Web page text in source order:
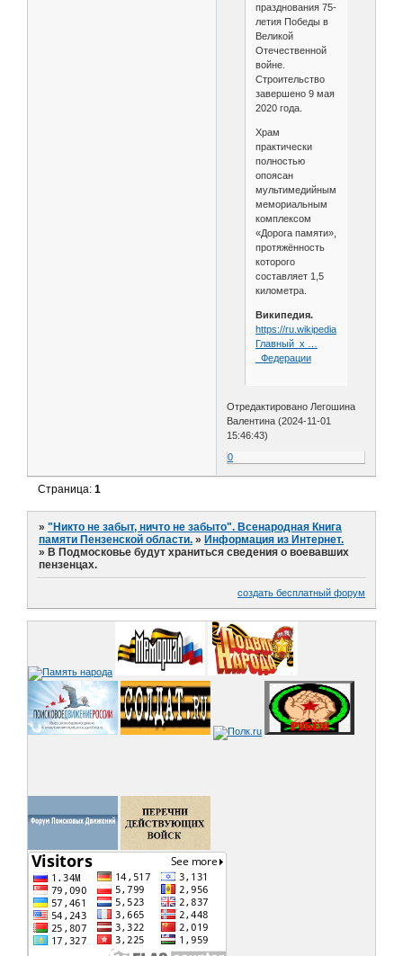
празднования 75-
летия Победы в
Великой
Отечественной
войне.
Строительство
завершено 9 мая
2020 года.
Храм
практически
полностью
опоясан
мультимедийным
мемориальным
комплексом
«Дорога памяти»,
протяжённость
которого
составляет 1,5
километра.
Википедия.
https://ru.wikipedia.org/wiki/
Главный_х …
_Федерации
Отредактировано Легошина
Валентина (2024-11-01
15:46:43)
0
Страница:1
»"Никто не забыт, ничто не забыто". Всенародная Книга
памяти Пензенской области. »Информация из Интернет.
»В Подмосковье будут храниться сведения о воевавших
пензенцах.
создать бесплатный форум